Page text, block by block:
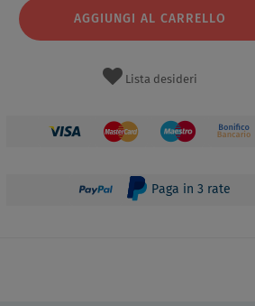
AGGIUNGI AL CARRELLO
Lista desideri
Paga in 3 rate